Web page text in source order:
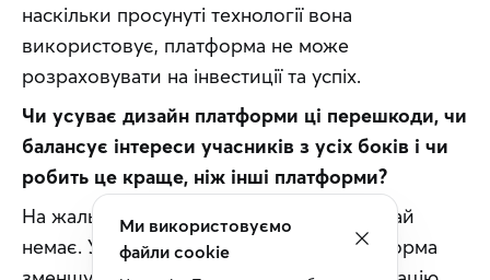
наскільки просунуті технології вона
використовує, платформа не може
розраховувати на інвестиції та успіх.
Чи усуває дизайн платформи ці перешкоди, чи
балансує інтереси учасників з усіх боків і чи
робить це краще, ніж інші платформи?
На жаль, відповіді на це питання зазвичай
немає. Уважне вивчення того, як платформа
Ми використовуємо
файли cookie